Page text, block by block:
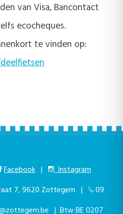
van Visa, Bancontact
ecocheques.
te vinden op:
Facebook |
Instagram
7, 9620 Zottegem |
09
| Btw BE 0207